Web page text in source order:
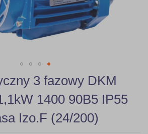
3 fazowy DKM
1400 90B5 IP55
Izo.F (24/200)